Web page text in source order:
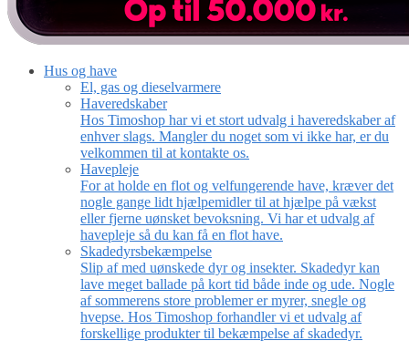
Hus og have
El, gas og dieselvarmere
Haveredskaber
Hos Timoshop har vi et stort udvalg i haveredskaber af
enhver slags. Mangler du noget som vi ikke har, er du
velkommen til at kontakte os.
Havepleje
For at holde en flot og velfungerende have, kræver det
nogle gange lidt hjælpemidler til at hjælpe på vækst
eller fjerne uønsket bevoksning. Vi har et udvalg af
havepleje så du kan få en flot have.
Skadedyrsbekæmpelse
Slip af med uønskede dyr og insekter. Skadedyr kan
lave meget ballade på kort tid både inde og ude. Nogle
af sommerens store problemer er myrer, snegle og
hvepse. Hos Timoshop forhandler vi et udvalg af
forskellige produkter til bekæmpelse af skadedyr.